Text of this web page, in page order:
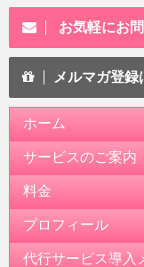
お気軽にお
メルマガ登録
ホーム
サービスのご案内
料金
プロフィール
代行サービス導入